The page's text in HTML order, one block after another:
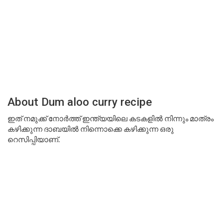
About Dum aloo curry recipe
ഇത് നമുക്ക് നോർത്ത് ഇന്ത്യയിലെ കടകളിൽ നിന്നും മാത്രം
കഴിക്കുന്ന ദാബയിൽ നിന്നൊക്കെ കഴിക്കുന്ന ഒരു
റെസിപ്പിയാണ്.